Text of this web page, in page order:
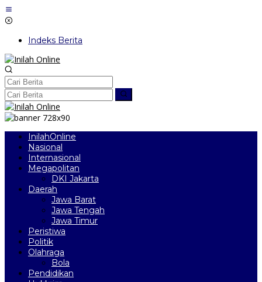
Lewati
ke
Indeks Berita
InilahOnline
Nasional
Internasional
Megapolitan
DKI Jakarta
Daerah
Jawa Barat
Jawa Tengah
Jawa Timur
Peristiwa
Politik
Olahraga
Bola
Pendidikan